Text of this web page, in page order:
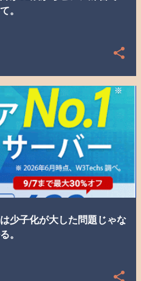
。
少子化が大した問題じゃな
。